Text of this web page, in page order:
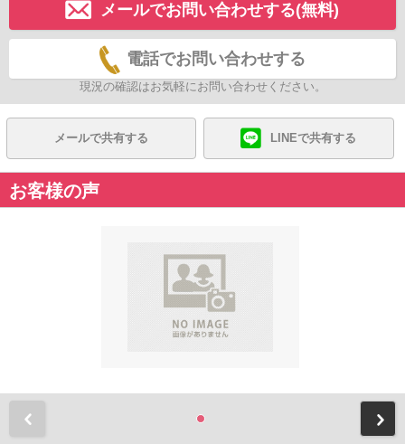
メールでお問い合わせする(無料)
電話でお問い合わせする
現況の確認はお気軽にお問い合わせください。
メールで共有する LINEで共有する
お客様の声